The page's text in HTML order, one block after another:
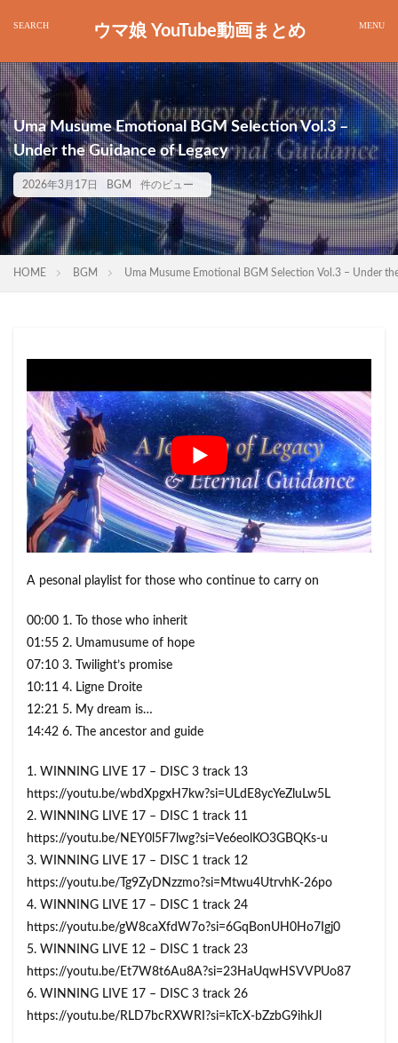
ウマ娘 YouTube動画まとめ
Uma Musume Emotional BGM Selection Vol.3 –
Under the Guidance of Legacy
2026年3月17日 BGM 件のビュー
HOME BGM Uma Musume Emotional BGM Selection Vol.3 – Under
A pesonal playlist for those who continue to carry on
00:00 1. To those who inherit
01:55 2. Umamusume of hope
07:10 3. Twilight’s promise
10:11 4. Ligne Droite
12:21 5. My dream is…
14:42 6. The ancestor and guide
1. WINNING LIVE 17 – DISC 3 track 13
https://youtu.be/wbdXpgxH7kw?si=ULdE8ycYeZluLw5L
2. WINNING LIVE 17 – DISC 1 track 11
https://youtu.be/NEY0l5F7lwg?si=Ve6eolKO3GBQKs-u
3. WINNING LIVE 17 – DISC 1 track 12
https://youtu.be/Tg9ZyDNzzmo?si=Mtwu4UtrvhK-26po
4. WINNING LIVE 17 – DISC 1 track 24
https://youtu.be/gW8caXfdW7o?si=6GqBonUH0Ho7Igj0
5. WINNING LIVE 12 – DISC 1 track 23
https://youtu.be/Et7W8t6Au8A?si=23HaUqwHSVVPUo87
6. WINNING LIVE 17 – DISC 3 track 26
https://youtu.be/RLD7bcRXWRI?si=kTcX-bZzbG9ihkJl